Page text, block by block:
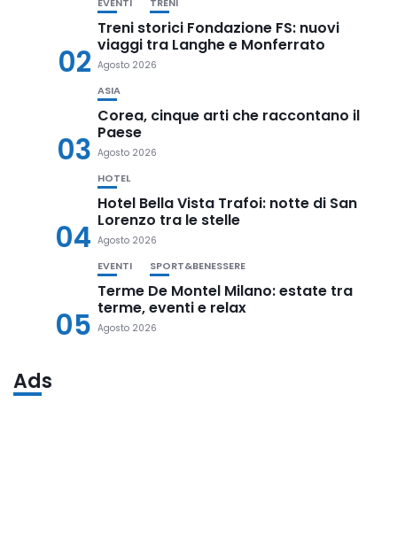
02
Treni storici Fondazione FS: nuovi
viaggi tra Langhe e Monferrato
Agosto 2026
03
ASIA
Corea, cinque arti che raccontano il
Paese
Agosto 2026
04
HOTEL
Hotel Bella Vista Trafoi: notte di San
Lorenzo tra le stelle
Agosto 2026
05
EVENTI SPORT&BENESSERE
Terme De Montel Milano: estate tra
terme, eventi e relax
Agosto 2026
Ads